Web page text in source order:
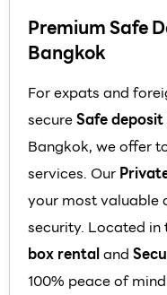
Premium Safe
Bangkok
For expats and
secureSafe
Bangkok, we offer
services. Our
your most valuable
security. Located in
box rentaland
100% peace of